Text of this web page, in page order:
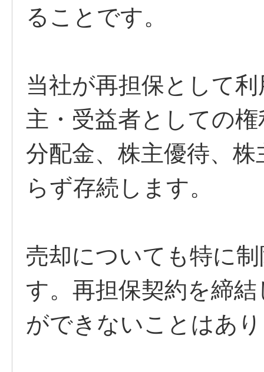
ることです。
当社が再担保として
主・受益者としての
分配金、株主優待、
らず存続します。
売却についても特に
す。再担保契約を締
ができないことはあ